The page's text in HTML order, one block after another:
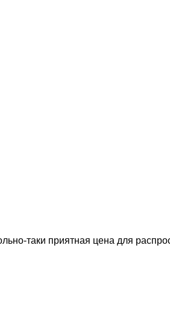
таки приятная цена для